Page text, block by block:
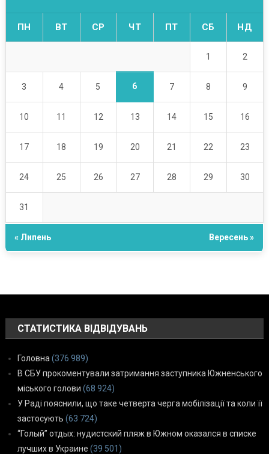
ПН ВТ СР ЧТ ПТ СБ НД
1 2
3 4 5 6 7 8 9
10 11 12 13 14 15 16
17 18 19 20 21 22 23
24 25 26 27 28 29 30
31
« Липень Вересень »
СТАТИСТИКА ВІДВІДУВАНЬ
Головна (376 989)
В СБУ прокоментували затримання заступника Южненського
міського голови (68 924)
У Раді пояснили, що таке четверта черга мобілізації та коли її
застосують (63 724)
“Голый” отдых: нудистский пляж в Южном оказался в списке
лучших в Украине (39 501)